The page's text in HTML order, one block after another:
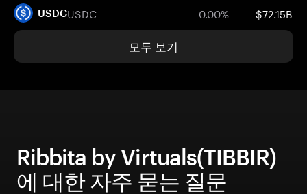
USDCUSDC 0.00% $72.15B
모두 보기
Ribbita by Virtuals(TIBBIR)
에 대한 자주 묻는 질문